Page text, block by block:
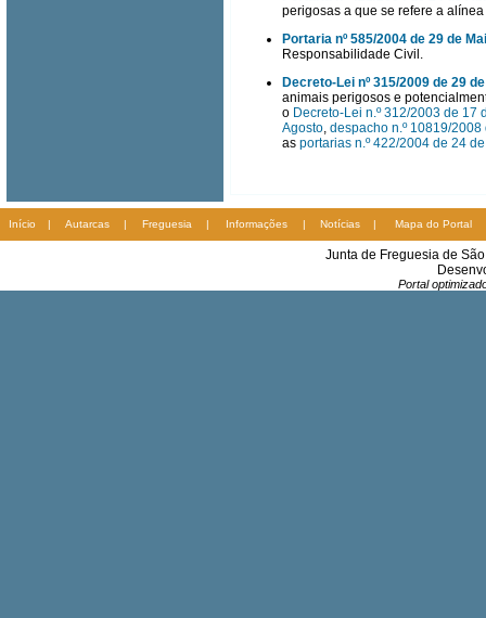
perigosas a que se refere a
Portaria nº 585/2004 de 29 de
Responsabilidade Civil.
Decreto-Lei nº 315/2009 de 29
animais perigosos e
o Decreto-Lei n.º 312/2003 de 17
Agosto, despacho n.º 10819/2008
as portarias n.º 422/2004 de 24
Início | Autarcas | Freguesia | Informações | Notícias | Mapa do Portal
Junta de Freguesia de
Portal